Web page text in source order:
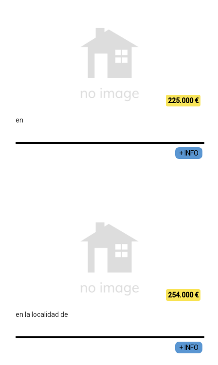
225.000 €
en
+ INFO
254.000 €
en la localidad de
+ INFO